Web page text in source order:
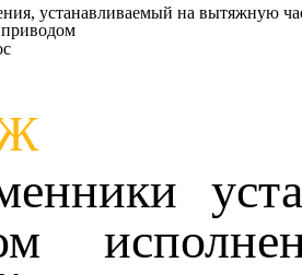
устанавливаемый на вытяжную
приводом